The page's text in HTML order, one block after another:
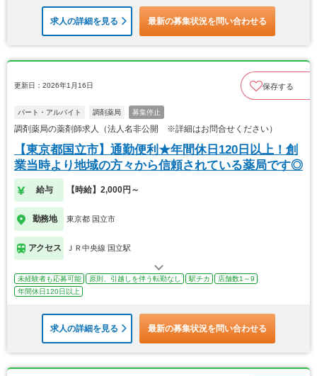
求人の詳細を見る 最新の募集状況を問い合わせる
更新日：2026年1月16日 保存する
パート・アルバイト 調剤薬局 募集停止
調剤薬局の薬剤師求人（法人名非公開 ※詳細はお問合せください）
【東京都国立市】通勤便利★年間休日120日以上！創
業当時より地域の方々から信頼されている薬局です◎
給与 【時給】2,000円～
勤務地 東京都 国立市
アクセス ＪＲ中央線 国立駅
未経験者も応募可能 原則、引越しを伴う転勤なし 駅チカ
店舗数1～9
年間休日120日以上
求人の詳細を見る 最新の募集状況を問い合わせる